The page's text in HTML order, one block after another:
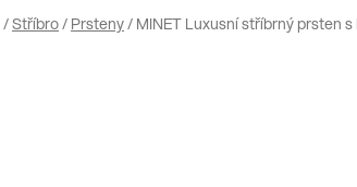
/Stříbro/ Prsteny/ MINET Luxusní stříbrný prsten